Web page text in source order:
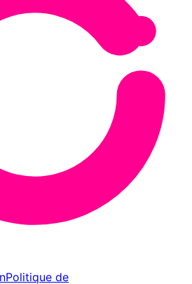
Politique de